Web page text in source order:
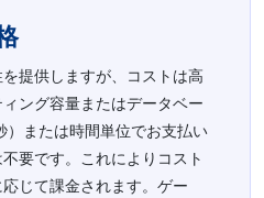
提供しますが、コストは高
ング容量またはデータベー
または時間単位でお支払い
要です。これによりコスト
じて課金されます。ゲー